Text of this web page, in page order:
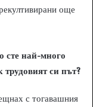
още
сте най-много
трудовият си път?
с тогавашния